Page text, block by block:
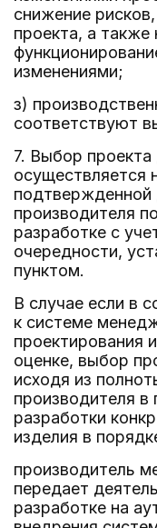
снижение
проекта, а
изменениями;
з)
соответствуют
7. Выбор проекта
осуществляется
подтвержденной
производителя
разработке с
очередности,
пунктом.
В случае если в
к системе
проектирования
оценке, выбор
исходя из
производителя в
разработки
изделия в
производитель
передает
разработке на